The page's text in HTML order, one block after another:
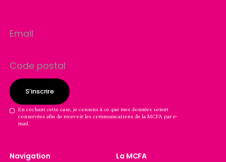
Consentement
GDPR
En cochant cette case, je consens à ce que mes données soient
conservées afin de recevoir les communications de la MCFA par e-
mail.
Navigation La MCFA